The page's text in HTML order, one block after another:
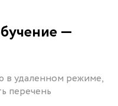
—
в удаленном режиме,
перечень